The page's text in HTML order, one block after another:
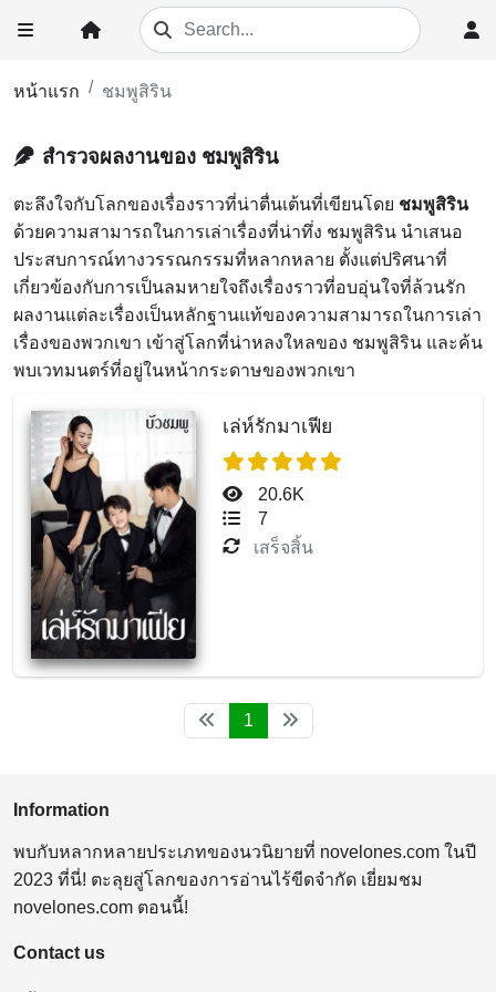
หน้าแรก ชมพูสิริน
สำรวจผลงานของ ชมพูสิริน
ตะลึงใจกับโลกของเรื่องราวที่น่าตื่นเต้นที่เขียนโดย ชมพูสิริน
ด้วยความสามารถในการเล่าเรื่องที่น่าทึ่ง ชมพูสิริน นำเสนอ
ประสบการณ์ทางวรรณกรรมที่หลากหลาย ตั้งแต่ปริศนาที่
เกี่ยวข้องกับการเป็นลมหายใจถึงเรื่องราวที่อบอุ่นใจที่ล้วนรัก
ผลงานแต่ละเรื่องเป็นหลักฐานแท้ของความสามารถในการเล่า
เรื่องของพวกเขา เข้าสู่โลกที่น่าหลงใหลของ ชมพูสิริน และค้น
พบเวทมนตร์ที่อยู่ในหน้ากระดาษของพวกเขา
เล่ห์รักมาเฟีย
20.6K
7
เสร็จสิ้น
1
Information
พบกับหลากหลายประเภทของนวนิยายที่ novelones.com ในปี
2023 ที่นี่! ตะลุยสู่โลกของการอ่านไร้ขีดจำกัด เยี่ยมชม
novelones.com ตอนนี้!
Contact us